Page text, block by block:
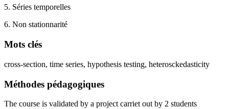
5. Séries temporelles
6. Non stationnarité
Mots clés
cross-section, time series, hypothesis testing, heterosckedasticity
Méthodes pédagogiques
The course is validated by a project carriet out by 2 students